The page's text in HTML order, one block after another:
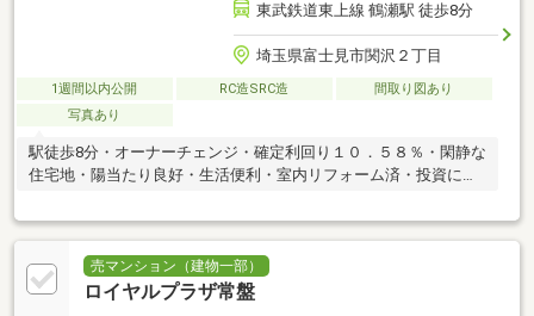
東武鉄道東上線 鶴瀬駅 徒歩8分
埼玉県富士見市関沢２丁目
1週間以内公開 RC造SRC造
間取り図あり
写真あり
駅徒歩8分・オーナーチェンジ・確定利回り１０．５８％・閑静な
住宅地・陽当たり良好・生活便利・室内リフォーム済・投資に適
売マンション（建物一部）
ロイヤルプラザ常盤